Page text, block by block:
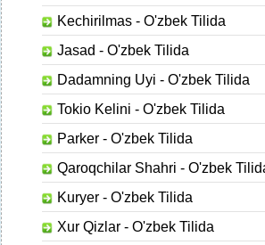
Kechirilmas - O'zbek Tilida
Jasad - O'zbek Tilida
Dadamning Uyi - O'zbek Tilida
Tokio Kelini - O'zbek Tilida
Parker - O'zbek Tilida
Qaroqchilar Shahri - O'zbek
Kuryer - O'zbek Tilida
Xur Qizlar - O'zbek Tilida